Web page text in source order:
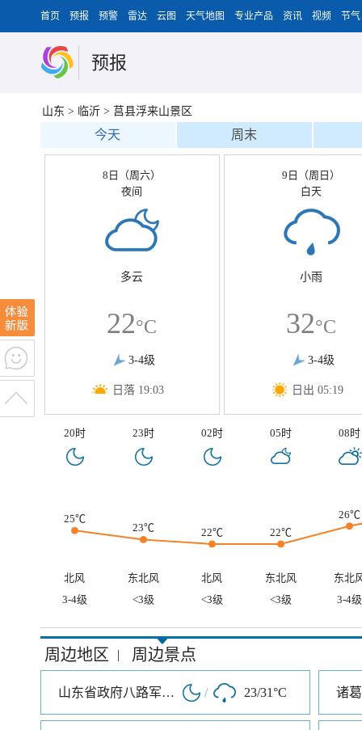
首页 预报 预警 雷达 云图 天气地图 专业产品 资讯 视频 节气
预报
山东 > 临沂 > 莒县浮来山景区
今天 周末
8日（周六）
夜间
多云
22°C
3-4级
日落 19:03
9日（周日）
白天
小雨
32°C
3-4级
日出 05:19
20时 23时 02时 05时 08时
25℃
23℃ 22℃ 22℃
26℃
北风 东北风 北风 东北风
东北
3-4级
<3级 <3级 <3级 3-4级
周边地区 | 周边景点
山东省政府八路军115师司令部旧址 / 23/31°C 诸